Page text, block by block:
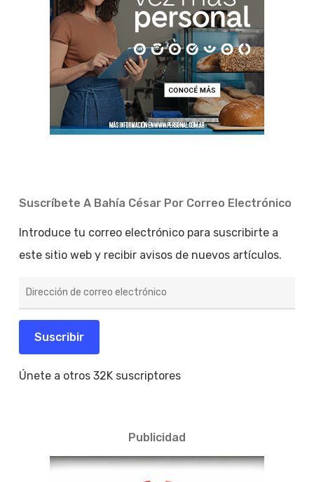
Suscríbete A Bahía César Por Correo Electrónico
Introduce tu correo electrónico para suscribirte a
este sitio web y recibir avisos de nuevos artículos.
de
electrónico
Suscribir
Únete a otros 32K suscriptores
Publicidad